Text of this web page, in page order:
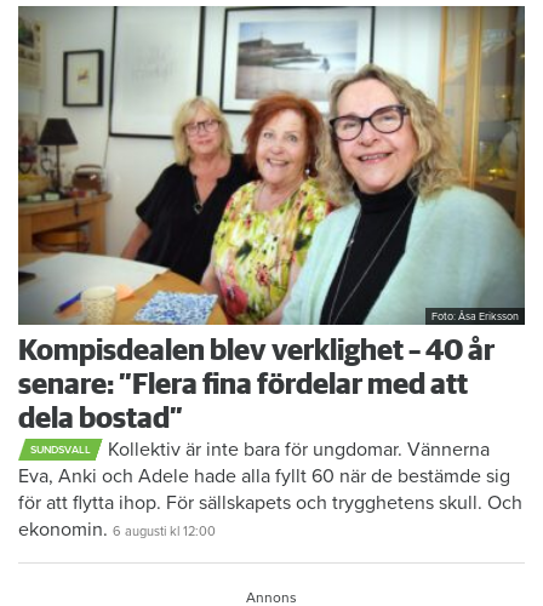
Foto: Åsa Eriksson
Kompisdealen blev verklighet – 40 år
senare: ”Flera fina fördelar med att
dela bostad”
SUNDSVALL
Kollektiv är inte bara för ungdomar. Vännerna
Eva, Anki och Adele hade alla fyllt 60 när de bestämde sig
för att flytta ihop. För sällskapets och trygghetens skull. Och
ekonomin. 6 augusti kl 12:00